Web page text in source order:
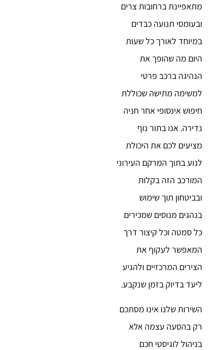
מתאפיינת ברחובות צרים
ובעומסי תנועה כבדים
במיוחד לאורך כל שעות
היום מה שהופך את
הנהיגה ברכב פרטי
למשימה מתישה שכוללת
חיפוש אינסופי אחר חניה
נדירה. אנו בתור נוף
מציעים לכם את היכולת
לנוע בתוך המרקם העירוני
המורכב הזה בקלות
ובביטחון תוך שימוש
בנהגים מנוסים שמכירים
כל סמטה וכל קיצור דרך
המאפשר לעקוף את
הצירים המרכזיים ולהגיע
ליעד בדיוק בזמן שנקבע.
השירות שלנו אינו מסתכם
רק בהסעה עצמה אלא
בניהול לוגיסטי חכם